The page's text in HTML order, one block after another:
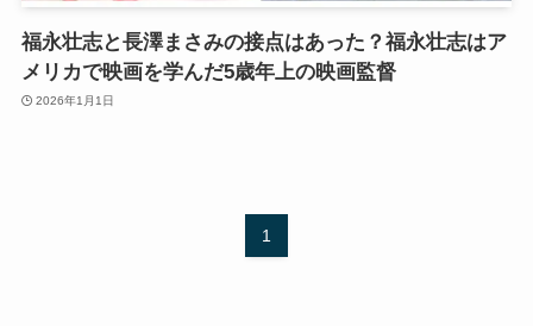
福永壮志と長澤まさみの接点はあった？福永壮志はア
メリカで映画を学んだ5歳年上の映画監督
2026年1月1日
1